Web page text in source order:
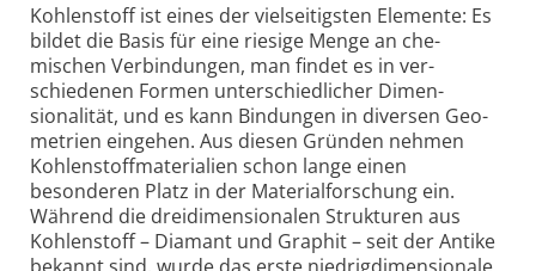
Kohlen­stoff ist eines der viel­seitigsten Elemente: Es
bildet die Basis für eine riesige Menge an che­
mischen Ver­bindungen, man findet es in ver­
schiedenen Formen unter­schiedlicher Dimen­
sionalität, und es kann Bindungen in diversen Geo­
metrien eingehen. Aus diesen Gründen nehmen
Kohlenstoff­materialien schon lange einen
besonderen Platz in der Material­forschung ein.
Während die drei­dimensionalen Strukturen aus
Kohlen­stoff – Diamant und Graphit – seit der Antike